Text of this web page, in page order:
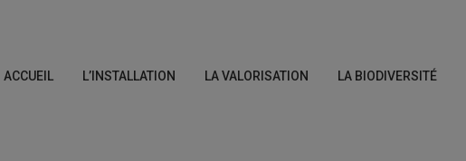
ACCUEIL L’INSTALLATION LA VALORISATION LA BIODIVERSITÉ